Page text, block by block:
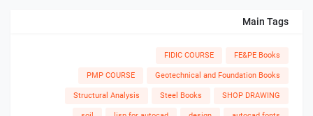
Main Tags
FE&PE Books
FIDIC COURSE
Geotechnical and Foundation Books
PMP COURSE
SHOP DRAWING
Steel Books
Structural Analysis